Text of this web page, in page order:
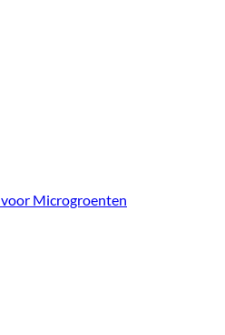
Microgroenten